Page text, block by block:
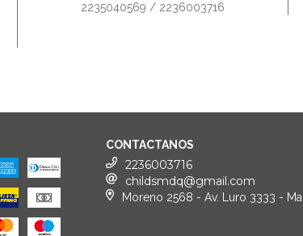
2235040569 / 2236003716
CONTACTANOS
2236003716
childsmdq@gmail.com
Moreno 2568 - Av. Luro 3333 -